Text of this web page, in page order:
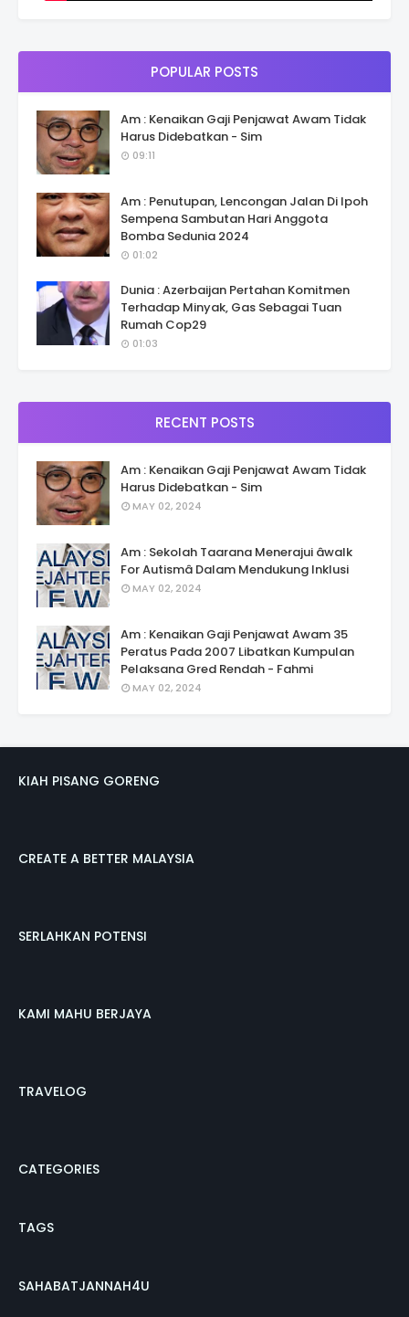
POPULAR POSTS
Am : Kenaikan Gaji Penjawat Awam Tidak
Harus Didebatkan - Sim
09:11
Am : Penutupan, Lencongan Jalan Di Ipoh
Sempena Sambutan Hari Anggota
Bomba Sedunia 2024
01:02
Dunia : Azerbaijan Pertahan Komitmen
Terhadap Minyak, Gas Sebagai Tuan
Rumah Cop29
01:03
RECENT POSTS
Am : Kenaikan Gaji Penjawat Awam Tidak
Harus Didebatkan - Sim
MAY 02, 2024
Am : Sekolah Taarana Menerajui âwalk
For Autismâ Dalam Mendukung Inklusi
MAY 02, 2024
Am : Kenaikan Gaji Penjawat Awam 35
Peratus Pada 2007 Libatkan Kumpulan
Pelaksana Gred Rendah - Fahmi
MAY 02, 2024
KIAH PISANG GORENG
CREATE A BETTER MALAYSIA
SERLAHKAN POTENSI
KAMI MAHU BERJAYA
TRAVELOG
CATEGORIES
TAGS
SAHABATJANNAH4U